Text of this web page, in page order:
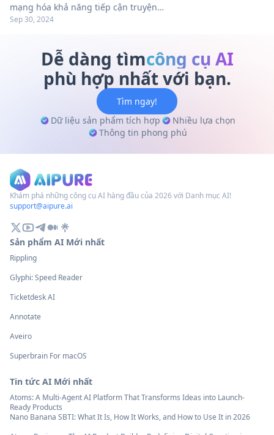
mạng hóa khả năng tiếp cận truyện
tranh. Tìm hiểu các tính năng, lợi ích và
toàn diện của chúng tôi. Tìm hiểu thêm!
Sep 30, 2024
Dễ dàng tìmcông cụ AI
phù hợp nhất với bạn.
Tìm ngay!
Dữ liệu sản phẩm tích hợp
Nhiều lựa chọn
Thông tin phong phú
Khám phá những công cụ AI hàng đầu của 2026 với Danh mục AI!
support@aipure.ai
Sản phẩm AI Mới nhất
Rippling
Glyphi: Speed Reader
Ticketdesk AI
Annotate
Aveiro
Superbrain For macOS
Tin tức AI Mới nhất
Atoms: A Multi-Agent AI Platform That Transforms Ideas into Launch-
Ready Products
Nano Banana SBTI: What It Is, How It Works, and How to Use It in 2026